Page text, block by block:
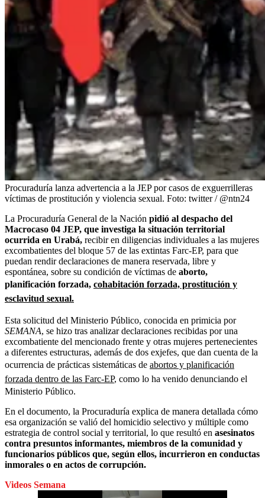
Procuraduría lanza advertencia a la JEP por casos de exguerrilleras
víctimas de prostitución y violencia sexual. Foto: twitter / @ntn24
La Procuraduría General de la Nación pidió al despacho del
Macrocaso 04 JEP, que investiga la situación territorial
ocurrida en Urabá, recibir en diligencias individuales a las mujeres
excombatientes del bloque 57 de las extintas Farc-EP, para que
puedan rendir declaraciones de manera reservada, libre y
espontánea, sobre su condición de víctimas de aborto,
planificación forzada, cohabitación forzada, prostitución y
esclavitud sexual.
Esta solicitud del Ministerio Público, conocida en primicia por
SEMANA, se hizo tras analizar declaraciones recibidas por una
excombatiente del mencionado frente y otras mujeres pertenecientes
a diferentes estructuras, además de dos exjefes, que dan cuenta de la
ocurrencia de prácticas sistemáticas de abortos y planificación
forzada dentro de las Farc-EP, como lo ha venido denunciando el
Ministerio Público.
En el documento, la Procuraduría explica de manera detallada cómo
esa organización se valió del homicidio selectivo y múltiple como
estrategia de control social y territorial, lo que resultó en asesinatos
contra presuntos informantes, miembros de la comunidad y
funcionarios públicos que, según ellos, incurrieron en conductas
inmorales o en actos de corrupción.
Videos Semana